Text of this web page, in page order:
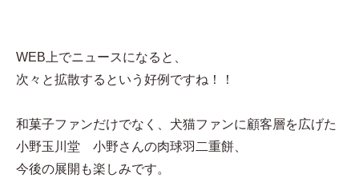
WEB上でニュースになると、
次々と拡散するという好例ですね！！
和菓子ファンだけでなく、犬猫ファンに顧客層を広げた
小野玉川堂 小野さんの肉球羽二重餅、
今後の展開も楽しみです。